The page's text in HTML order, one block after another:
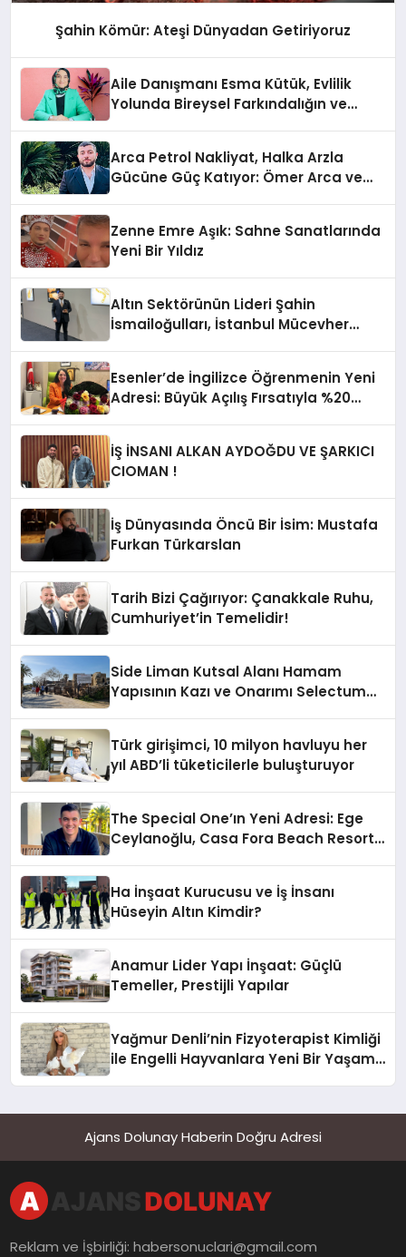
Şahin Kömür: Ateşi Dünyadan Getiriyoruz
Aile Danışmanı Esma Kütük, Evlilik
Yolunda Bireysel Farkındalığın ve
Arca Petrol Nakliyat, Halka Arzla
Gücüne Güç Katıyor: Ömer Arca ve
Zenne Emre Aşık: Sahne Sanatlarında
Yeni Bir Yıldız
Altın Sektörünün Lideri Şahin
İsmailoğulları, İstanbul Mücevher
Esenler’de İngilizce Öğrenmenin Yeni
Adresi: Büyük Açılış Fırsatıyla %20
İŞ İNSANI ALKAN AYDOĞDU VE ŞARKICI
CIOMAN !
İş Dünyasında Öncü Bir İsim: Mustafa
Furkan Türkarslan
Tarih Bizi Çağırıyor: Çanakkale Ruhu,
Cumhuriyet’in Temelidir!
Side Liman Kutsal Alanı Hamam
Yapısının Kazı ve Onarımı Selectum
Türk girişimci, 10 milyon havluyu her
yıl ABD’li tüketicilerle buluşturuyor
The Special One’ın Yeni Adresi: Ege
Ceylanoğlu, Casa Fora Beach Resort
Ha İnşaat Kurucusu ve İş İnsanı
Hüseyin Altın Kimdir?
Anamur Lider Yapı İnşaat: Güçlü
Temeller, Prestijli Yapılar
Yağmur Denli’nin Fizyoterapist Kimliği
ile Engelli Hayvanlara Yeni Bir Yaşam
Ajans Dolunay Haberin Doğru Adresi
Reklam ve İşbirliği:habersonuclari@gmail.com